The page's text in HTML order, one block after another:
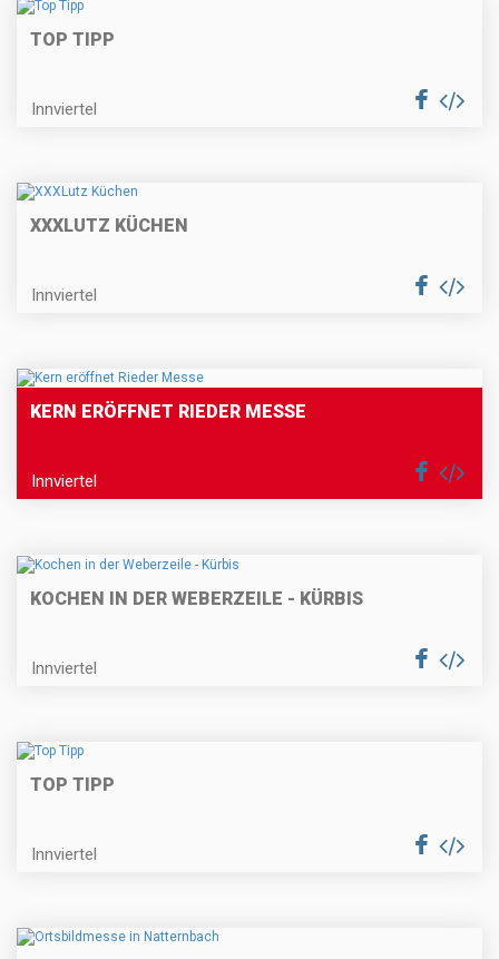
TOP TIPP
Innviertel
XXXLUTZ KÜCHEN
Innviertel
KERN ERÖFFNET RIEDER MESSE
Innviertel
KOCHEN IN DER WEBERZEILE - KÜRBIS
Innviertel
TOP TIPP
Innviertel